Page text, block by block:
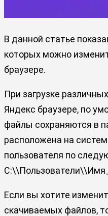
В данной статье
которых можно
браузере.
При загрузке
Яндекс браузере, по
файлы сохраняются в
расположена на
пользователя по
Если вы хотите
скачиваемых файлов,